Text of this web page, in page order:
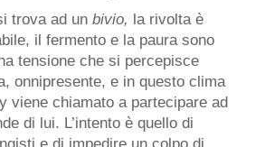
trova ad un bivio, la rivolta è
il fermento e la paura sono
tensione che si percepisce
onnipresente, e in questo clima
viene chiamato a partecipare ad
di lui. L’intento è quello di